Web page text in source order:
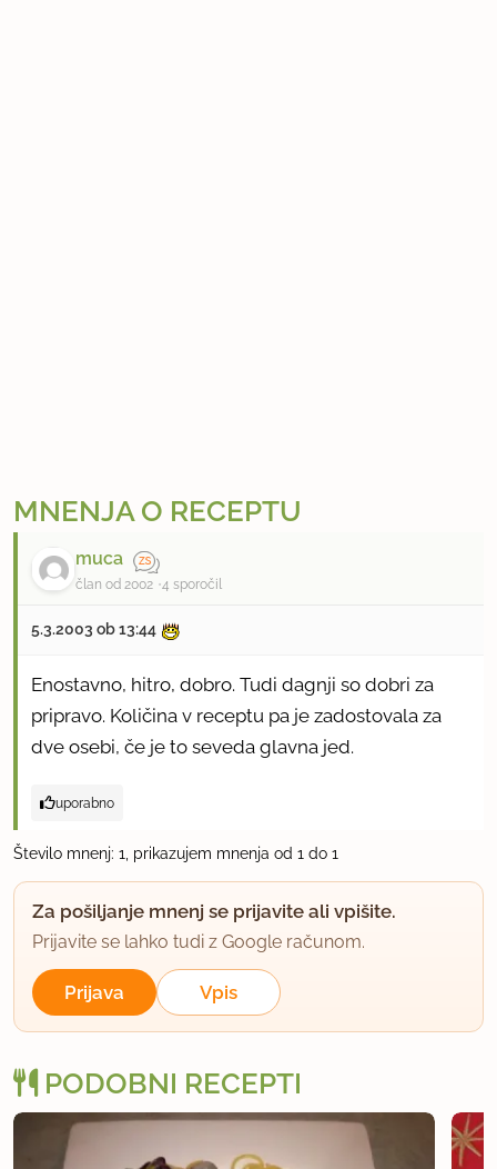
MNENJA O RECEPTU
muca
član od 2002 4 sporočil
5.3.2003 ob 13:44
Enostavno, hitro, dobro. Tudi dagnji so dobri za
pripravo. Količina v receptu pa je zadostovala za
dve osebi, če je to seveda glavna jed.
uporabno
Število mnenj: 1, prikazujem mnenja od 1 do 1
Za pošiljanje mnenj se prijavite ali vpišite.
Prijavite se lahko tudi z Google računom.
Prijava Vpis
PODOBNI RECEPTI